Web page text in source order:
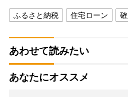
ふるさと納税 住宅ローン
あわせて読みたい
あなたにオススメ